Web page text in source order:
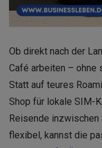
Ob direkt nach der
Café arbeiten – ohne
Statt auf teures
Shop für lokale SIM-
Reisende
flexibel, kannst die